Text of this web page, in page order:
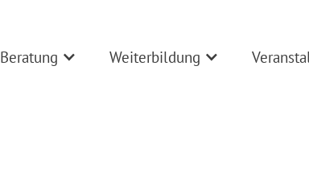
Beratung Weiterbildung